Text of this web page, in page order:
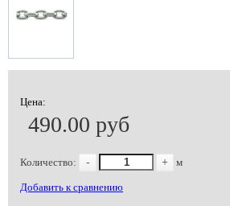
Цена:
490.00 руб
Количество: - + м
Добавить к сравнению